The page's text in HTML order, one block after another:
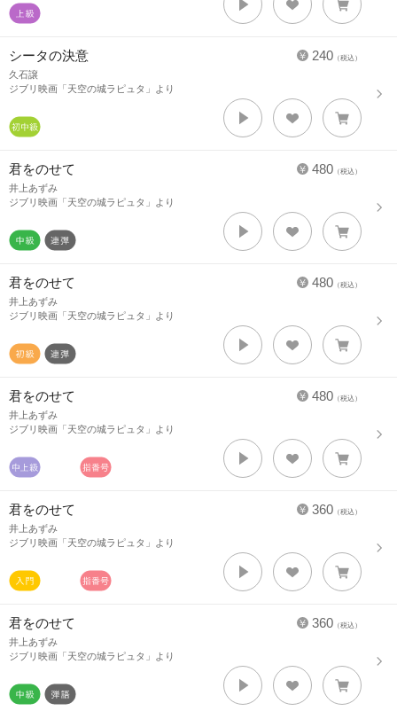
240 （税込）
シータの決意
久石譲
ジブリ映画「天空の城ラピュタ」より
480 （税込）
君をのせて
井上あずみ
ジブリ映画「天空の城ラピュタ」より
480 （税込）
君をのせて
井上あずみ
ジブリ映画「天空の城ラピュタ」より
480 （税込）
君をのせて
井上あずみ
ジブリ映画「天空の城ラピュタ」より
360 （税込）
君をのせて
井上あずみ
ジブリ映画「天空の城ラピュタ」より
360 （税込）
君をのせて
井上あずみ
ジブリ映画「天空の城ラピュタ」より